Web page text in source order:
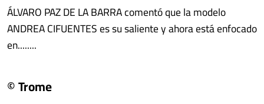
ÁLVARO PAZ DE LA BARRA comentó que la modelo
ANDREA CIFUENTES es su saliente y ahora está enfocado
en........
© Trome